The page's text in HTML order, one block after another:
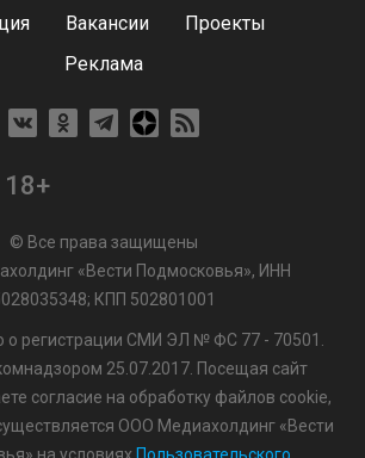
Вакансии
Проекты
Реклама
18+
© Все права защищены
«Вести Подмосковья», ИНН
КПП 502801001
о регистрации СМИ ЭЛ № ФС 77 - 70501.
25.07.2017. Посещая сайт
согласие на обработку файлов cookie,
ООО Медиахолдинг «Вести